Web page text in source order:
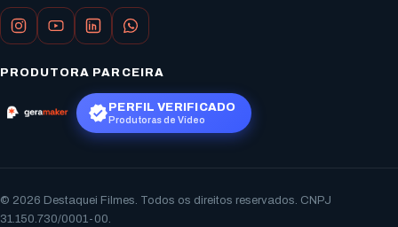
PRODUTORA PARCEIRA
PERFIL VERIFICADO
Produtoras de Vídeo
© 2026 Destaquei Filmes. Todos os direitos reservados. CNPJ
31.150.730/0001-00.